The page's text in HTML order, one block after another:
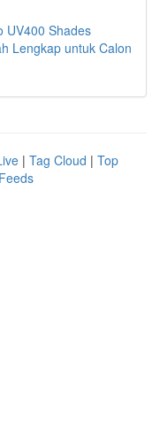
UV400 Shades
Lengkap untuk Calon
| Tag Cloud | Top